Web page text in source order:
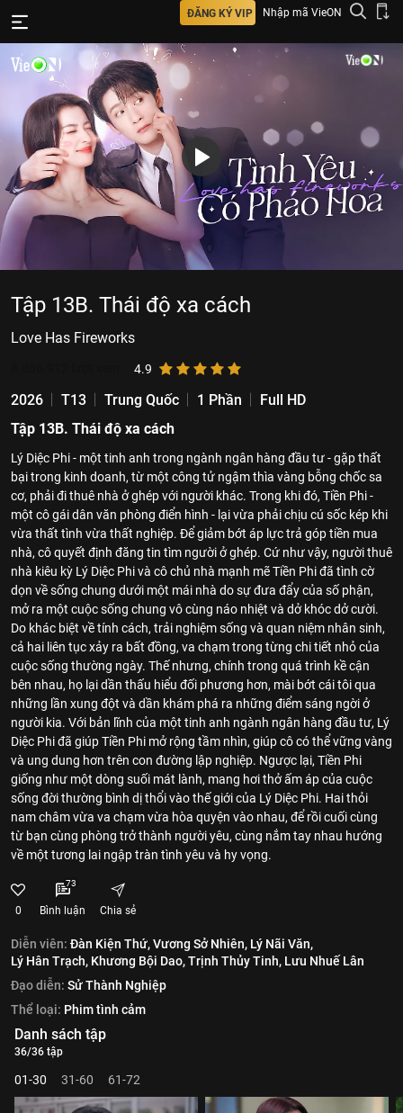
ĐĂNG KÝ VIP Nhập mã VieON
Tập 13B. Thái độ xa cách
Love Has Fireworks
4.9
2026 T13 Trung Quốc 1 Phần
Full HD
Tập 13B. Thái độ xa cách
Lý Diệc Phi - một tinh anh trong ngành ngân hàng đầu tư - gặp thất
bại trong kinh doanh, từ một công tử ngậm thìa vàng bỗng chốc sa
cơ, phải đi thuê nhà ở ghép với người khác. Trong khi đó, Tiền Phi -
một cô gái dân văn phòng điển hình - lại vừa phải chịu cú sốc kép khi
vừa thất tình vừa thất nghiệp. Để giảm bớt áp lực trả góp tiền mua
nhà, cô quyết định đăng tin tìm người ở ghép. Cứ như vậy, người thuê
nhà kiêu kỳ Lý Diệc Phi và cô chủ nhà mạnh mẽ Tiền Phi đã tình cờ
dọn về sống chung dưới một mái nhà do sự đưa đẩy của số phận,
mở ra một cuộc sống chung vô cùng náo nhiệt và dở khóc dở cười.
Do khác biệt về tính cách, trải nghiệm sống và quan niệm nhân sinh,
cả hai liên tục xảy ra bất đồng, va chạm trong từng chi tiết nhỏ của
cuộc sống thường ngày. Thế nhưng, chính trong quá trình kề cận
bên nhau, họ lại dần thấu hiểu đối phương hơn, mài bớt cái tôi qua
những lần xung đột và dần khám phá ra những điểm sáng ngời ở
người kia. Với bản lĩnh của một tinh anh ngành ngân hàng đầu tư, Lý
Diệc Phi đã giúp Tiền Phi mở rộng tầm nhìn, giúp cô có thể vững vàng
và ung dung hơn trên con đường lập nghiệp. Ngược lại, Tiền Phi
giống như một dòng suối mát lành, mang hơi thở ấm áp của cuộc
sống đời thường bình dị thổi vào thế giới của Lý Diệc Phi. Hai thỏi
nam châm vừa va chạm vừa hòa quyện vào nhau, để rồi cuối cùng
từ bạn cùng phòng trở thành người yêu, cùng nắm tay nhau hướng
về một tương lai ngập tràn tình yêu và hy vọng.
0
73
Bình luận Chia sẻ
Diễn viên: Đàn Kiện Thứ,Vương Sở Nhiên, Lý Nãi Văn,
Lý Hân Trạch, Khương Bội Dao,Trịnh Thủy Tinh, Lưu Nhuế Lân
Đạo diễn: Sử Thành Nghiệp
Thể loại: Phim tình cảm
Danh sách tập
36/36 tập
01-30 31-60 61-72